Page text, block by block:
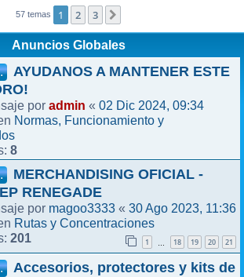
57 temas 1 2 3
Anuncios Globales
AYUDANOS A MANTENER ESTE
por admin « 02 Dic 2024, 09:34
Normas, Funcionamiento y
8
MERCHANDISING OFICIAL -
RENEGADE
por magoo3333 « 30 Ago 2023, 11:36
Rutas y Concentraciones
201 1 … 18 19 20 21
Accesorios, protectores y kits de